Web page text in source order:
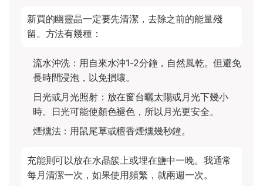
新買的幽靈晶一定要先清潔，去除之前的能量殘
留。方法有幾種：
流水沖洗：用自來水沖1-2分鐘，自然風乾。但避免
長時間浸泡，以免損壞。
日光或月光照射：放在窗台曬太陽或月光下幾小
時。日光可能使顏色褪色，所以月光更安全。
煙燻法：用鼠尾草或檀香煙燻幾秒鐘。
充能則可以放在水晶簇上或埋在鹽中一晚。我通常
每月清潔一次，如果使用頻繁，就兩週一次。